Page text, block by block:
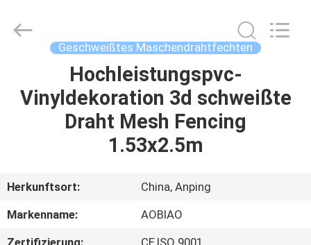
PRODUKTE
UNS
Co.,Ltd.
Geschweißtes Maschendrahtfechten
Hochleistungspvc-
Vinyldekoration 3d schweißte
Draht Mesh Fencing
1.53x2.5m
Herkunftsort:
China, Anping
Markenname:
AOBIAO